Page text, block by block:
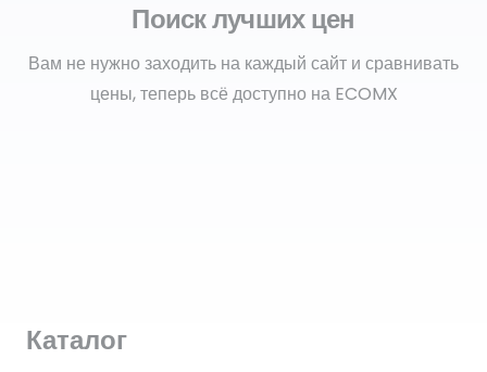
Поиск лучших цен
Вам не нужно заходить на каждый сайт и сравнивать
цены, теперь всё доступно на ECOMX
Каталог